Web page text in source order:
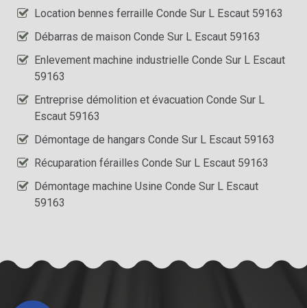
Location bennes ferraille Conde Sur L Escaut 59163
Débarras de maison Conde Sur L Escaut 59163
Enlevement machine industrielle Conde Sur L Escaut
59163
Entreprise démolition et évacuation Conde Sur L
Escaut 59163
Démontage de hangars Conde Sur L Escaut 59163
Récuparation férailles Conde Sur L Escaut 59163
Démontage machine Usine Conde Sur L Escaut
59163